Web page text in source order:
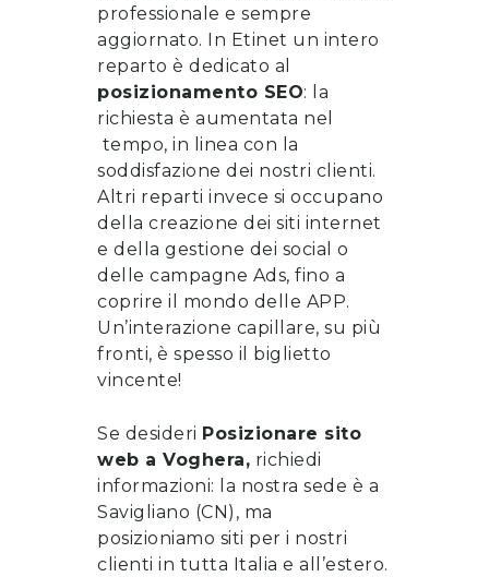
professionale e sempre
aggiornato. In Etinet un intero
reparto è dedicato al
posizionamento SEO: la
richiesta è aumentata nel
tempo, in linea con la
soddisfazione dei nostri clienti.
Altri reparti invece si occupano
della creazione dei siti internet
e della gestione dei social o
delle campagne Ads, fino a
coprire il mondo delle APP.
Un’interazione capillare, su più
fronti, è spesso il biglietto
vincente!
Se desideri Posizionare sito
web a Voghera, richiedi
informazioni: la nostra sede è a
Savigliano (CN), ma
posizioniamo siti per i nostri
clienti in tutta Italia e all’estero.